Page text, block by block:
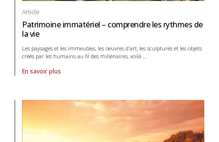
Article
Patrimoine immatériel – comprendre les rythmes de
la vie
Les paysages et les immeubles, les oeuvres d’art, les sculptures et les objets
créés par les humains au fil des millénaires, voilà …
En savoir plus
À propos de article Patrimoine immatériel – comprendre les rythmes